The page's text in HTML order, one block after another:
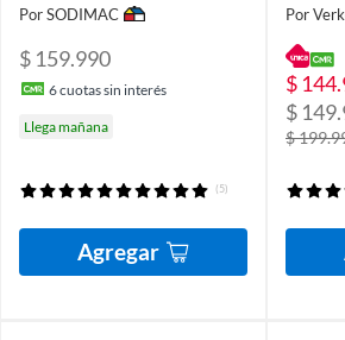
Por SODIMAC
$ 159.990
6cuotas sin interés
Llega mañana
(5)
Agregar
Por
$
$
$